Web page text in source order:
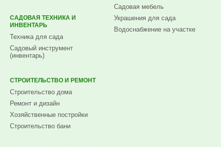
САДОВАЯ ТЕХНИКА И
ИНВЕНТАРЬ
Техника для сада
Садовый инструмент
(инвентарь)
Садовая мебель
Украшения для сада
Водоснабжение на участке
СТРОИТЕЛЬСТВО И РЕМОНТ
Строительство дома
Ремонт и дизайн
Хозяйственные постройки
Строительство бани